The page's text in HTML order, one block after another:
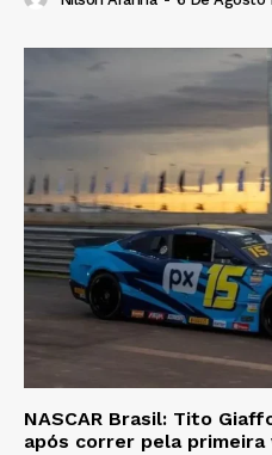
NASCAR Brasil: Tito
após correr pela primeira